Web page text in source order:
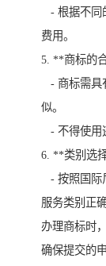
- 根据不同
费用。
5. **商标的
- 商标需具
似。
- 不得使用
6. **类别选
- 按照国际
服务类别正
办理商标时
确保提交的